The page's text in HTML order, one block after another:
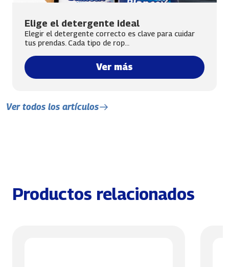
Elige el detergente ideal
Elegir el detergente correcto es clave para cuidar
tus prendas. Cada tipo de rop...
Ver más
Ver todos los artículos
Productos relacionados